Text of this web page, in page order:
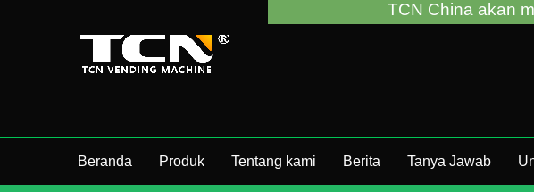
Beranda Produk Tentang kami Berita Tanya Jawab
TCN China akan